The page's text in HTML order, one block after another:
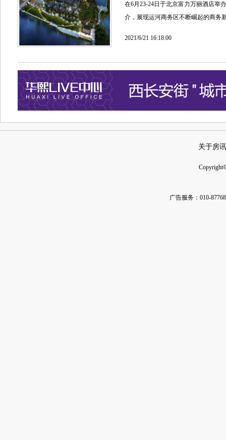
在6月23-24日于北京富力万丽酒店举
介，展现运河商务区不断崛起的商务
2021/6/21 16:18:00
关于房讯
Copyright
广告服务：010-